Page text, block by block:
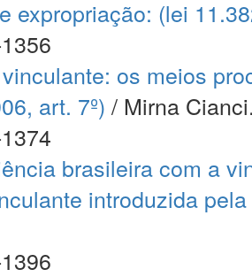
expropriação: (lei
os meios
art. 7º) / Mirna
brasileira com a
introduzida